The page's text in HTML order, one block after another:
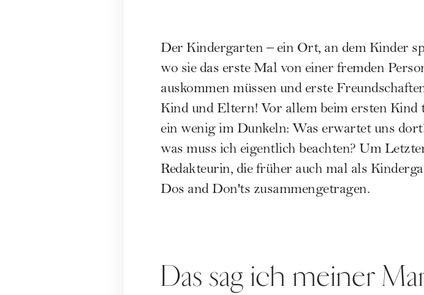
Der Kindergarten – ein Ort, an dem Kinder
wo sie das erste Mal von einer fremden
auskommen müssen und erste
Kind und Eltern! Vor allem beim ersten Kind
ein wenig im Dunkeln: Was erwartet uns
was muss ich eigentlich beachten? Um
Redakteurin, die früher auch mal als
Dos and Don'ts zusammengetragen.
Das sag ich meiner